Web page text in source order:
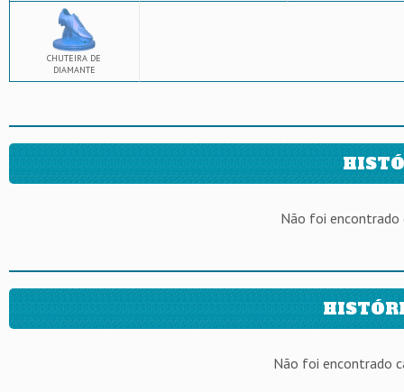
CHUTEIRA DE
DIAMANTE
Não foi encontrado
Não foi encontrado